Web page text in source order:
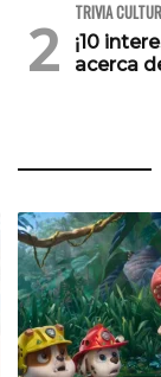
TRIVIA
¡10
acerca